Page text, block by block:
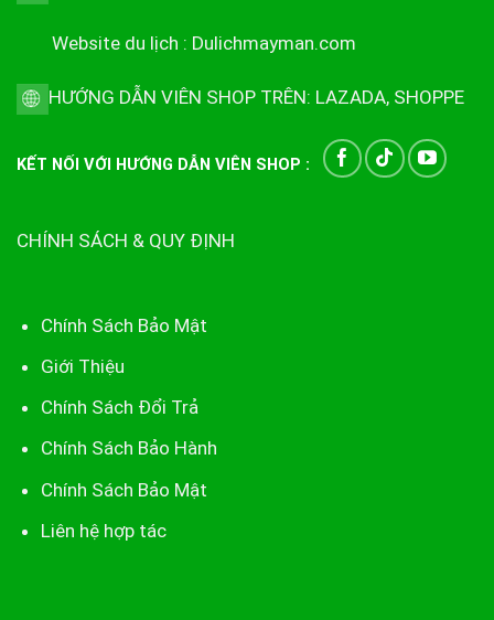
Website du lịch : Dulichmayman.com
HƯỚNG DẪN VIÊN SHOP TRÊN: LAZADA, SHOPPE
KẾT NỐI VỚI HƯỚNG DẪN VIÊN SHOP :
CHÍNH SÁCH & QUY ĐỊNH
Chính Sách Bảo Mật
Giới Thiệu
Chính Sách Đổi Trả
Chính Sách Bảo Hành
Chính Sách Bảo Mật
Liên hệ hợp tác